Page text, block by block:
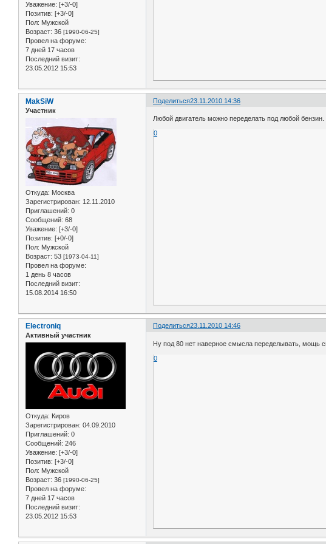
Уважение: [+3/-0]
Позитив: [+3/-0]
Пол: Мужской
Возраст: 36 [1990-06-25]
Провел на форуме:
7 дней 17 часов
Последний визит:
23.05.2012 15:53
Поделиться23.11.2010 14:36
MakSiW
Участник
Откуда: Москва
Зарегистрирован: 12.11.2010
Приглашений: 0
Сообщений: 68
Уважение: [+3/-0]
Позитив: [+0/-0]
Пол: Мужской
Возраст: 53 [1973-04-11]
Провел на форуме:
1 день 8 часов
Последний визит:
15.08.2014 16:50
Любой двигатель можно переделать под любой
0
Поделиться23.11.2010 14:46
Electroniq
Активный участник
Откуда: Киров
Зарегистрирован: 04.09.2010
Приглашений: 0
Сообщений: 246
Уважение: [+3/-0]
Позитив: [+3/-0]
Пол: Мужской
Возраст: 36 [1990-06-25]
Провел на форуме:
7 дней 17 часов
Последний визит:
23.05.2012 15:53
Ну под 80 нет наверное смысла переделывать, мощь
0